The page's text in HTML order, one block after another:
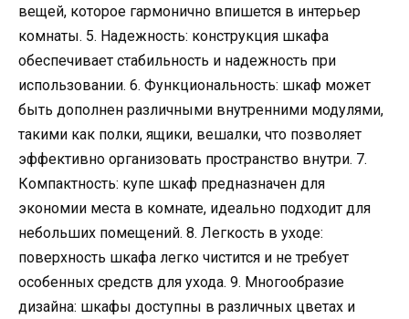
вещей, которое гармонично впишется в интерьер
комнаты. 5. Надежность: конструкция шкафа
обеспечивает стабильность и надежность при
использовании. 6. Функциональность: шкаф может
быть дополнен различными внутренними модулями,
такими как полки, ящики, вешалки, что позволяет
эффективно организовать пространство внутри. 7.
Компактность: купе шкаф предназначен для
экономии места в комнате, идеально подходит для
небольших помещений. 8. Легкость в уходе:
поверхность шкафа легко чистится и не требует
особенных средств для ухода. 9. Многообразие
дизайна: шкафы доступны в различных цветах и